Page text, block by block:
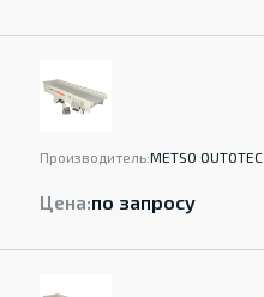
Производитель:METSO OUTOTEC
Цена:по запросу